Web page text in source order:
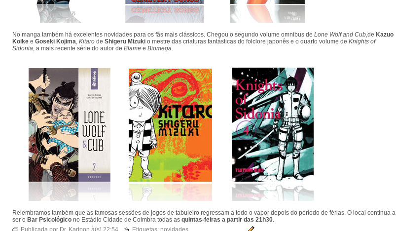
No manga também há excelentes novidades para os fãs mais clássicos. Chegou o segundo volume omnibus de Lone Wolf and Cub,de Kazuo
Koike e Goseki Kojima, Kitaro de Shigeru Mizuki o mestre das criaturas fantásticas do folclore japonês e o quarto volume de Knights of
Sidonia, a mais recente série do autor de Blame e Biomega.
Relembramos também que as famosas sessões de jogos de tabuleiro regressam a todo o vapor depois do período de férias. O local continua a
ser o Bar Psicológico no Estádio Cidade de Coimbra todas as quintas-feiras a partir das 21h30.
Publicada por Dr. Kartoon à(s) 22:54 Etiquetas: novidades